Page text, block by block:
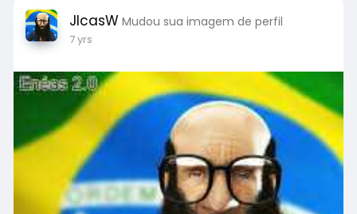
JIcasW Mudou sua imagem de perfil
7 yrs